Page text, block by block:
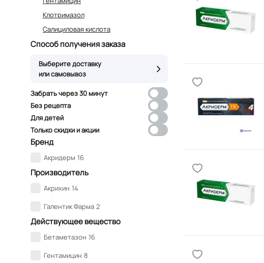
Клотримазол
Салициловая кислота
Способ получения заказа
Выберите доставку
или самовывоз
Забрать через 30 минут
Без рецепта
Для детей
Только скидки и акции
Бренд
Акридерм 16
Производитель
Акрихин 14
Галентик Фарма 2
Действующее вещество
Бетаметазон 16
Гентамицин 8